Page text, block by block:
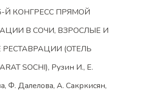
Й КОНГРЕСС ПРЯМОЙ
В СОЧИ, ВЗРОСЛЫЕ И
РЕСТАВРАЦИИ (ОТЕЛЬ
SOCHI), Рузин И., Е.
Ф. Далелова, А. Сакркисян,